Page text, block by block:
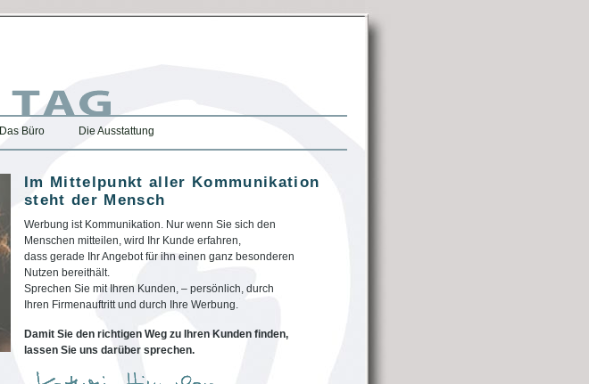
Das Büro Die Ausstattung
Im Mittelpunkt aller Kommunikation
steht der Mensch
Werbung ist Kommunikation. Nur wenn Sie sich den
Menschen mitteilen, wird Ihr Kunde erfahren,
dass gerade Ihr Angebot für ihn einen ganz besonderen
Nutzen bereithält.
Sprechen Sie mit Ihren Kunden, – persönlich, durch
Ihren Firmenauftritt und durch Ihre Werbung.
Damit Sie den richtigen Weg zu Ihren Kunden finden,
lassen Sie uns darüber sprechen.